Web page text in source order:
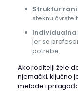
Strukturirani
steknu čvrste
jer se
potrebe.
Ako roditelji žele
njemački, ključno
metode i